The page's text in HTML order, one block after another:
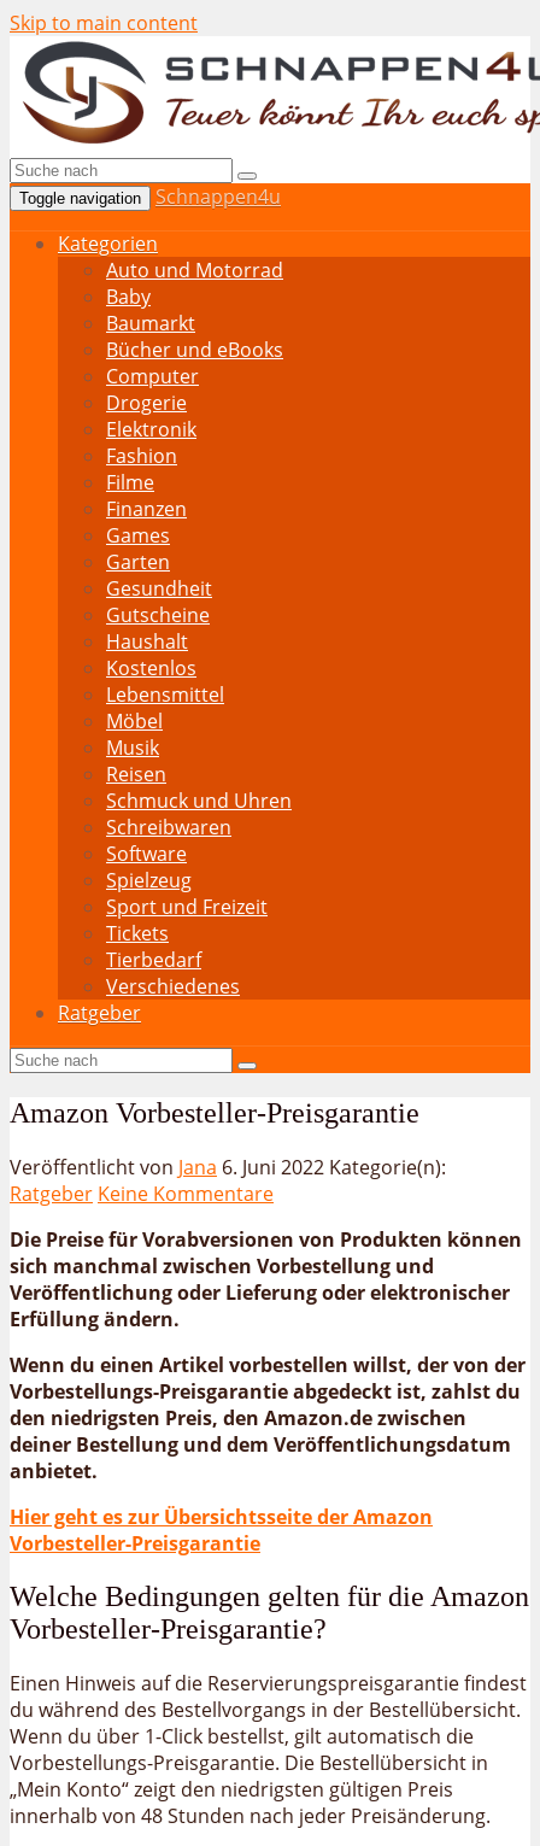
Skip to main content
Toggle navigation
Schnappen4u
Kategorien
Auto und Motorrad
Baby
Baumarkt
Bücher und eBooks
Computer
Drogerie
Elektronik
Fashion
Filme
Finanzen
Games
Garten
Gesundheit
Gutscheine
Haushalt
Kostenlos
Lebensmittel
Möbel
Musik
Reisen
Schmuck und Uhren
Schreibwaren
Software
Spielzeug
Sport und Freizeit
Tickets
Tierbedarf
Verschiedenes
Ratgeber
Amazon Vorbesteller-Preisgarantie
Veröffentlicht von Jana 6. Juni 2022 Kategorie(n):
Ratgeber Keine Kommentare
Die Preise für Vorabversionen von Produkten können
sich manchmal zwischen Vorbestellung und
Veröffentlichung oder Lieferung oder elektronischer
Erfüllung ändern.
Wenn du einen Artikel vorbestellen willst, der von der
Vorbestellungs-Preisgarantie abgedeckt ist, zahlst du
den niedrigsten Preis, den Amazon.de zwischen
deiner Bestellung und dem Veröffentlichungsdatum
anbietet.
Hier geht es zur Übersichtsseite der Amazon
Vorbesteller-Preisgarantie
Welche Bedingungen gelten für die Amazon
Vorbesteller-Preisgarantie?
Einen Hinweis auf die Reservierungspreisgarantie findest
du während des Bestellvorgangs in der Bestellübersicht.
Wenn du über 1-Click bestellst, gilt automatisch die
Vorbestellungs-Preisgarantie. Die Bestellübersicht in
„Mein Konto“ zeigt den niedrigsten gültigen Preis
innerhalb von 48 Stunden nach jeder Preisänderung.